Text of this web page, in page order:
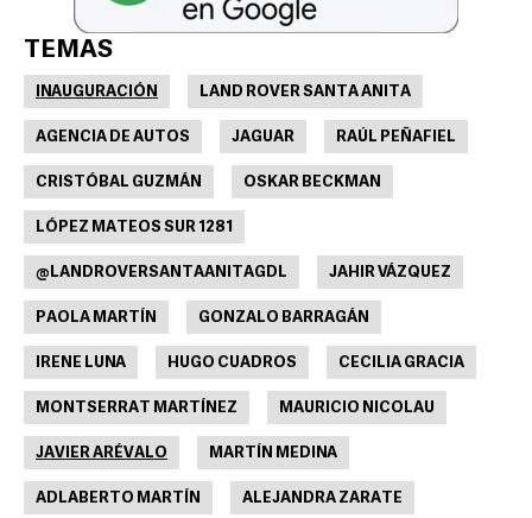
TEMAS
INAUGURACIÓN LAND ROVER SANTA ANITA
AGENCIA DE AUTOS JAGUAR RAÚL PEÑAFIEL
CRISTÓBAL GUZMÁN OSKAR BECKMAN
LÓPEZ MATEOS SUR 1281
@LANDROVERSANTAANITAGDL JAHIR VÁZQUEZ
PAOLA MARTÍN GONZALO BARRAGÁN
IRENE LUNA HUGO CUADROS CECILIA GRACIA
MONTSERRAT MARTÍNEZ MAURICIO NICOLAU
JAVIER ARÉVALO MARTÍN MEDINA
ADLABERTO MARTÍN ALEJANDRA ZARATE